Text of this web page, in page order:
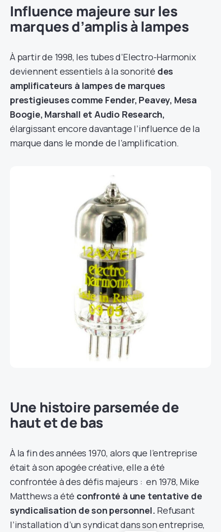
Influence majeure sur les
marques d’amplis à lampes
À partir de 1998, les tubes d’Electro-Harmonix
deviennent essentiels à la sonorité des
amplificateurs à lampes de marques
prestigieuses comme Fender, Peavey, Mesa
Boogie, Marshall et Audio Research,
élargissant encore davantage l’influence de la
marque dans le monde de l’amplification.
Une histoire parsemée de
haut et de bas
À la fin des années 1970, alors que l’entreprise
était à son apogée créative, elle a été
confrontée à des défis majeurs : en 1978, Mike
Matthews a été confronté à une tentative de
syndicalisation de son personnel. Refusant
l’installation d’un syndicat dans son entreprise,